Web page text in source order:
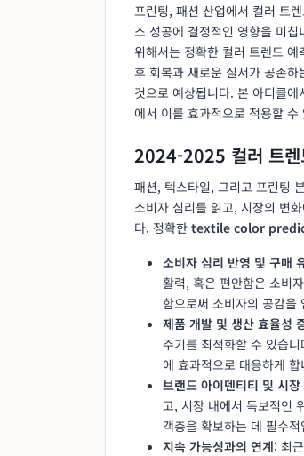
프린팅, 패션 산업에서 컬러 트
스 성공에 결정적인 영향을 미
위해서는 정확한 컬러 트렌드 예
후 회복과 새로운 질서가 공존
것으로 예상됩니다. 본 아티클
에서 이를 효과적으로 적용할
2024-2025 컬러 트렌
패션, 텍스타일, 그리고 프린팅
소비자 심리를 읽고, 시장의 변
다. 정확한 textile color
소비자 심리 반영 및 구매
활력, 혹은 편안함은 소비
함으로써 소비자의 공감을
제품 개발 및 생산 효율성
주기를 최적화할 수 있습
에 효과적으로 대응하게 합
브랜드 아이덴티티 및 시
고, 시장 내에서 독보적인
객층을 확보하는 데 필수적
지속 가능성과의 연계: 최